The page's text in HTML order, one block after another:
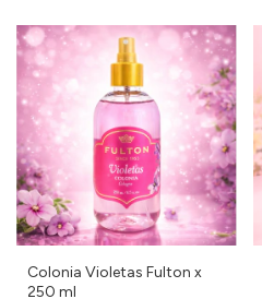
Colonia Violetas Fulton x
250 ml